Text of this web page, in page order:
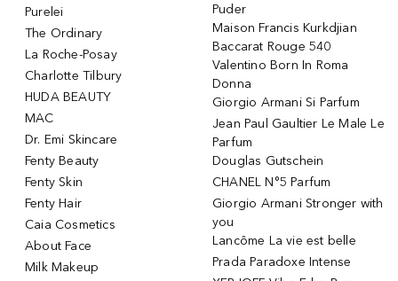
Purelei
The Ordinary
La Roche-Posay
Charlotte Tilbury
HUDA BEAUTY
MAC
Dr. Emi Skincare
Fenty Beauty
Fenty Skin
Fenty Hair
Caia Cosmetics
About Face
Milk Makeup
Puder
Maison Francis Kurkdjian
Baccarat Rouge 540
Valentino Born In Roma
Donna
Giorgio Armani Si Parfum
Jean Paul Gaultier Le Male Le
Parfum
Douglas Gutschein
CHANEL N°5 Parfum
Giorgio Armani Stronger with
you
Lancôme La vie est belle
Prada Paradoxe Intense